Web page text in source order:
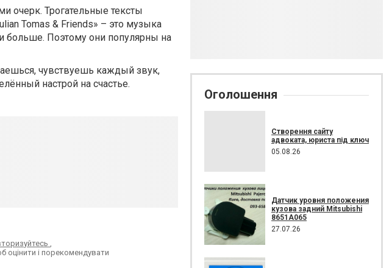
очерк. Трогательные тексты
Tomas & Friends» – это музыка
больше. Поэтому они популярны на
чувствуешь каждый звук,
настрой на счастье.
оцінити і порекомендувати
Оголошення
Створення сайту
адвоката, юриста під ключ
05.08.26
Датчик уровня положения
кузова задний Mitsubishi
8651A065
27.07.26